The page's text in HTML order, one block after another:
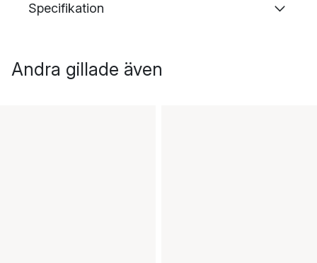
Specifikation
Andra gillade även